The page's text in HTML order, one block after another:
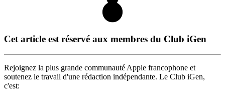
Cet article est réservé aux membres du Club iGen
Rejoignez la plus grande communauté Apple francophone et
soutenez le travail d'une rédaction indépendante. Le Club iGen,
c'est: